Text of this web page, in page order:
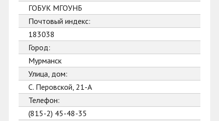
ГОБУК МГОУНБ
Почтовый индекс:
183038
Город:
Мурманск
Улица, дом:
С. Перовской, 21-А
Телефон:
(815-2) 45-48-35